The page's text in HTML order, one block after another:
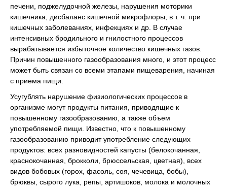
печени, поджелудочной железы, нарушения моторики
кишечника, дисбаланс кишечной микрофлоры, в т. ч. при
кишечных заболеваниях, инфекциях и др. В случае
интенсивных бродильного и гнилостного процессов
вырабатывается избыточное количество кишечных газов.
Причин повышенного газообразования много, и этот процесс
может быть связан со всеми этапами пищеварения, начиная
с приема пищи.
Усугублять нарушение физиологических процессов в
организме могут продукты питания, приводящие к
повышенному газообразованию, а также объем
употребляемой пищи. Известно, что к повышенному
газообразованию приводит употребление следующих
продуктов: всех разновидностей капусты (белокочанная,
краснокочанная, брокколи, брюссельская, цветная), всех
видов бобовых (горох, фасоль, соя, чечевица, бобы),
брюквы, сырого лука, репы, артишоков, молока и молочных